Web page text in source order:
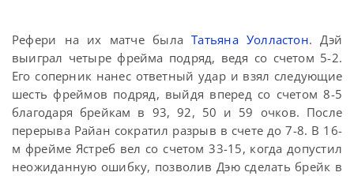
Рефери на их матче былаТатьяна Уолластон. Дэй
выиграл четыре фрейма подряд, ведя со счетом 5-2.
Его соперник нанес ответный удар и взял следующие
шесть фреймов подряд, выйдя вперед со счетом 8-5
благодаря брейкам в 93, 92, 50 и 59 очков. После
перерыва Райан сократил разрыв в счете до 7-8. В 16-
м фрейме Ястреб вел со счетом 33-15, когда допустил
неожиданную ошибку, позволив Дэю сделать брейк в